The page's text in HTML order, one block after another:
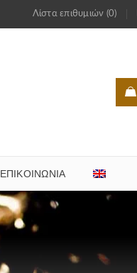
Λίστα επιθυμιών (0)
ΕΠΙΚΟΙΝΩΝΊΑ